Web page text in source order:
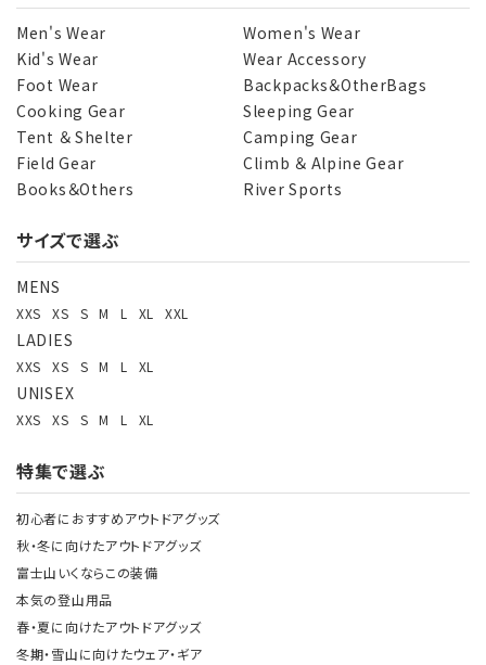
Men's Wear
Women's Wear
Kid's Wear
Wear Accessory
Foot Wear
Backpacks＆OtherBags
Cooking Gear
Sleeping Gear
Tent ＆ Shelter
Camping Gear
Field Gear
Climb ＆ Alpine Gear
Books＆Others
River Sports
サイズで選ぶ
MENS
XXS XS S M L XL XXL
LADIES
XXS XS S M L XL
UNISEX
XXS XS S M L XL
特集で選ぶ
初心者におすすめアウトドアグッズ
秋・冬に向けたアウトドアグッズ
富士山いくならこの装備
本気の登山用品
春・夏に向けたアウトドアグッズ
冬期・雪山に向けたウェア・ギア